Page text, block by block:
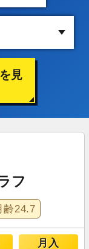
見
フ
齢24.7
月入